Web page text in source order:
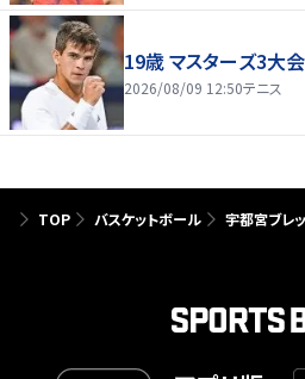
19歳 マスターズ3大
2026/08/09 12:50テニス
TOP バスケットボール 宇都宮ブレ